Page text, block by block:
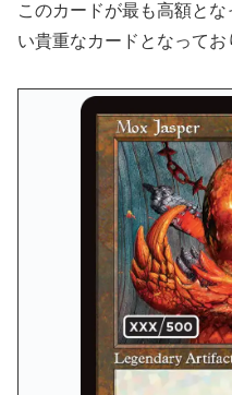
このカードが最も高額と
い貴重なカードとなってお